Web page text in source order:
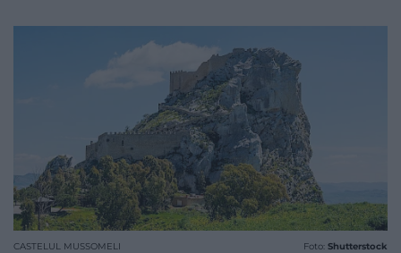
CASTELUL MUSSOMELI Foto: Shutterstock